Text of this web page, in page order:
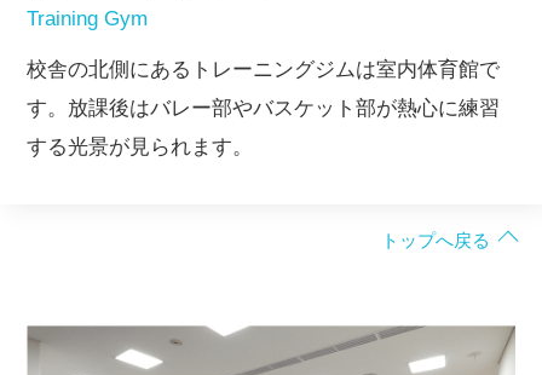
Training Gym
校舎の北側にあるトレーニングジムは室内体育館で
す。放課後はバレー部やバスケット部が熱心に練習
する光景が見られます。
トップへ戻る